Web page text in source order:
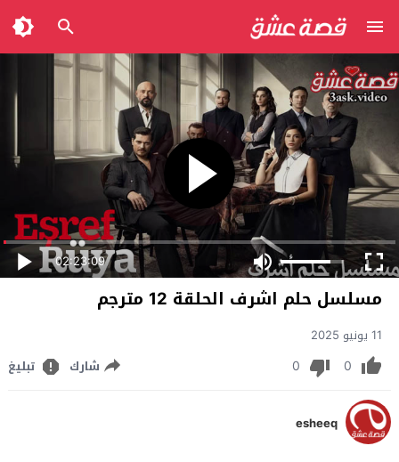
02:23:09
مسلسل حلم اشرف الحلقة 12 مترجم
11 يونيو 2025
0
0 شارك تبليغ
esheeq